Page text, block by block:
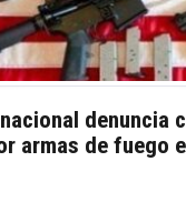
denuncia
armas de fuego